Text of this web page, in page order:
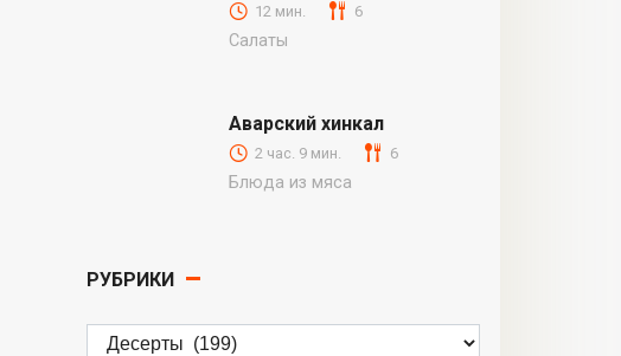
12 мин. 6
Салаты
Аварский хинкал
2 час. 9 мин. 6
Блюда из мяса
РУБРИКИ
Рубрики